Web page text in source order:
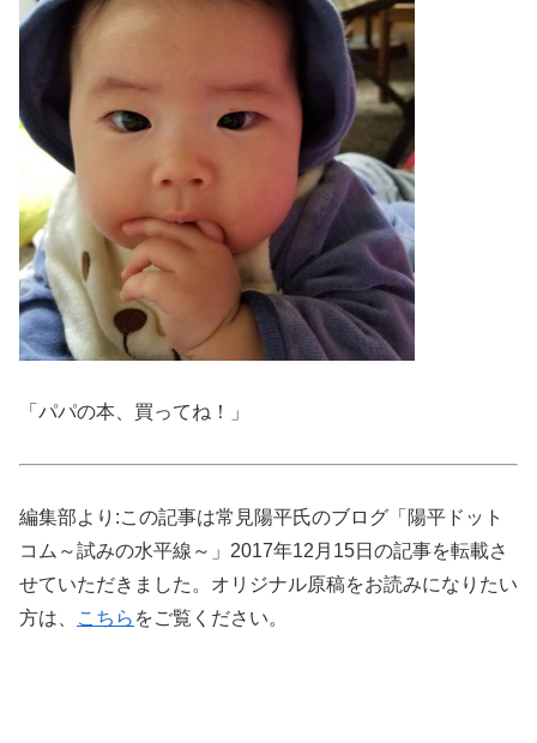
「パパの本、買ってね！」
編集部より:この記事は常見陽平氏のブログ「陽平ドット
コム～試みの水平線～」2017年12月15日の記事を転載さ
せていただきました。オリジナル原稿をお読みになりたい
方は、
こちら をご覧ください。